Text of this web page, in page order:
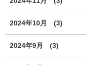
2024年10月 (3)
2024年9月 (3)